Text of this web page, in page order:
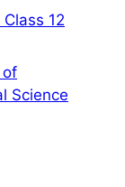
Class 12
of
Science